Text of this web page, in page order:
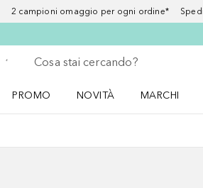
2 campioni omaggio per ogni ordine*
Torna indietro
Esegui ricerca
PROMO
NOVITÀ
MARCHI